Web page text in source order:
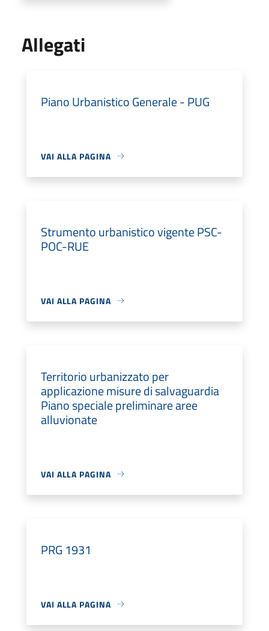
Allegati
Piano Urbanistico Generale - PUG
VAI ALLA PAGINA
Strumento urbanistico vigente PSC-
POC-RUE
VAI ALLA PAGINA
Territorio urbanizzato per
applicazione misure di salvaguardia
Piano speciale preliminare aree
alluvionate
VAI ALLA PAGINA
PRG 1931
VAI ALLA PAGINA